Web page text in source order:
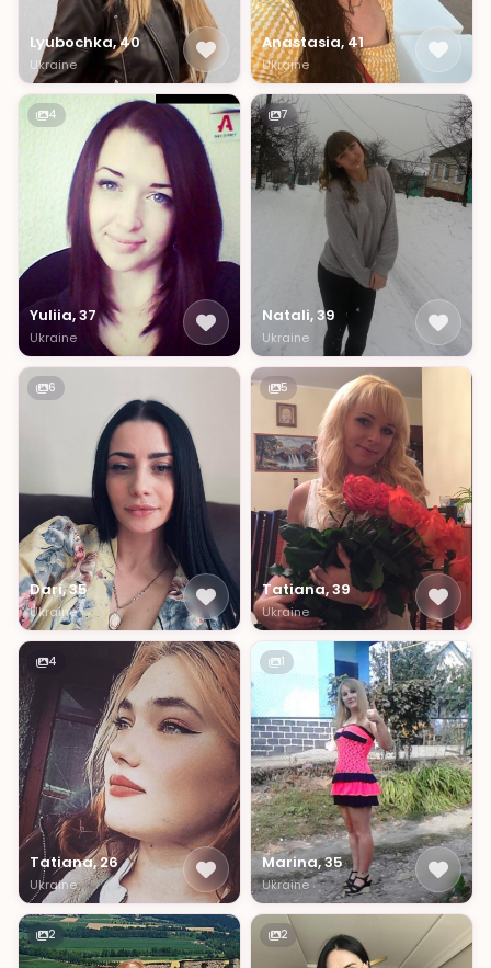
Lyubochka, 40
Ukraine
Anastasia, 41
Ukraine
4
Yuliia, 37
Ukraine
7
Natali, 39
Ukraine
6
Dari, 35
Ukraine
5
Tatiana, 39
Ukraine
4
Tatiana, 26
Ukraine
1
Marina, 35
Ukraine
2 2